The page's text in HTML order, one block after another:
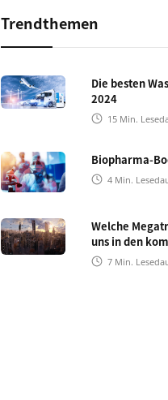
Trendthemen
Die besten
2024
15 Min.
Biopharma-
4 Min.
Welche
uns in den
7 Min.